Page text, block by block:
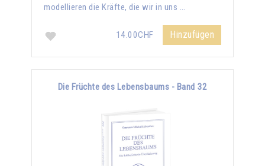
modellieren die Kräfte, die wir in uns …
14.00CHF Hinzufügen
Die Früchte des Lebensbaums - Band 32